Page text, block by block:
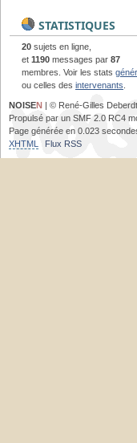
STATISTIQUES
20 sujets en ligne,
et 1190 messages par 87
membres. Voir les stats
ou celles des intervenants
NOISEN | © René-Gilles
Propulsé par un SMF 2.0 RC4
Page générée en 0.023
XHTML
Flux RSS